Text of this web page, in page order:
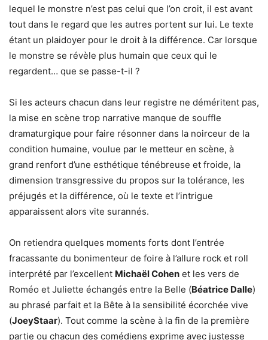
lequel le monstre n’est pas celui que l’on croit, il est avant
tout dans le regard que les autres portent sur lui. Le texte
étant un plaidoyer pour le droit à la différence. Car lorsque
le monstre se révèle plus humain que ceux qui le
regardent… que se passe-t-il ?
Si les acteurs chacun dans leur registre ne déméritent pas,
la mise en scène trop narrative manque de souffle
dramaturgique pour faire résonner dans la noirceur de la
condition humaine, voulue par le metteur en scène, à
grand renfort d’une esthétique ténébreuse et froide, la
dimension transgressive du propos sur la tolérance, les
préjugés et la différence, où le texte et l’intrigue
apparaissent alors vite surannés.
On retiendra quelques moments forts dont l’entrée
fracassante du bonimenteur de foire à l’allure rock et roll
interprété par l’excellent Michaël Cohen et les vers de
Roméo et Juliette échangés entre la Belle (Béatrice Dalle)
au phrasé parfait et la Bête à la sensibilité écorchée vive
(JoeyStaar). Tout comme la scène à la fin de la première
partie ou chacun des comédiens exprime avec justesse